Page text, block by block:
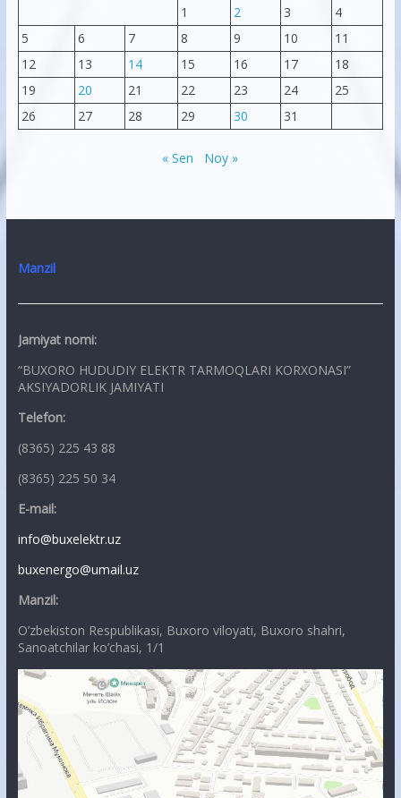
1 2 3
4
5
6 7 8 9 10
11
12
13 14 15 16 17
18
19
20 21 22 23 24
25
26
27 28 29 30 31
« Sen Noy »
Manzil
Jamiyat nomi:
“BUXORO HUDUDIY ELEKTR TARMOQLARI KORXONASI”
AKSIYADORLIK JAMIYATI
Telefon:
(8365) 225 43 88
(8365) 225 50 34
E-mail:
info@buxelektr.uz
buxenergo@umail.uz
Manzil:
O’zbekiston Respublikasi, Buxoro viloyati, Buxoro shahri,
Sanoatchilar ko’chasi, 1/1